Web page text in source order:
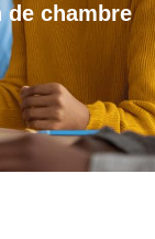
de chambre